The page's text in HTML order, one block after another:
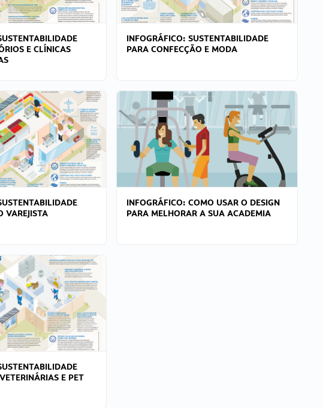
E CLÍNICAS
INFOGRÁFICO: SUSTENTABILIDADE
PARA CONFECÇÃO E MODA
VAREJISTA
INFOGRÁFICO: COMO USAR O DESIGN
PARA MELHORAR A SUA ACADEMIA
E PET